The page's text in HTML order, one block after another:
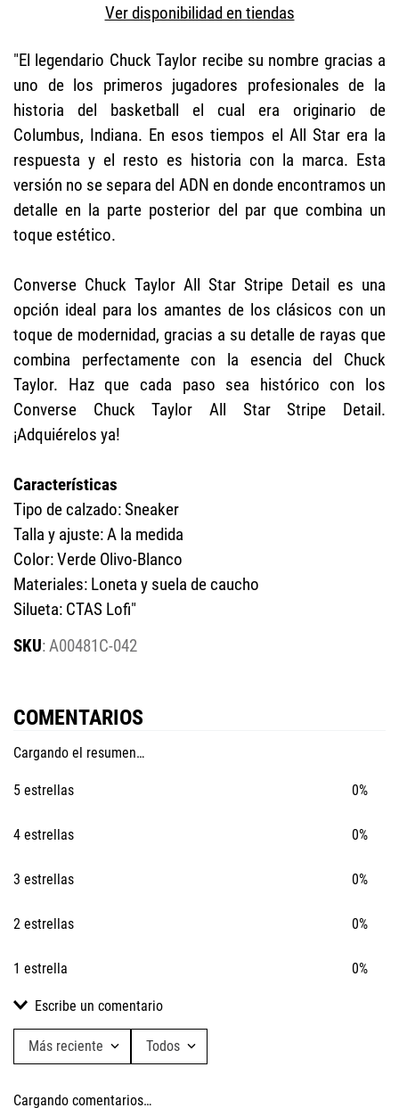
Ver disponibilidad en tiendas
"El legendario Chuck Taylor recibe su nombre gracias a
uno de los primeros jugadores profesionales de la
historia del basketball el cual era originario de
Columbus, Indiana. En esos tiempos el All Star era la
respuesta y el resto es historia con la marca. Esta
versión no se separa del ADN en donde encontramos un
detalle en la parte posterior del par que combina un
toque estético.
Converse Chuck Taylor All Star Stripe Detail es una
opción ideal para los amantes de los clásicos con un
toque de modernidad, gracias a su detalle de rayas que
combina perfectamente con la esencia del Chuck
Taylor. Haz que cada paso sea histórico con los
Converse Chuck Taylor All Star Stripe Detail.
¡Adquiérelos ya!
Características
Tipo de calzado: Sneaker
Talla y ajuste: A la medida
Color: Verde Olivo-Blanco
Materiales: Loneta y suela de caucho
Silueta: CTAS Lofi"
:A00481C-042
COMENTARIOS
Cargando el resumen…
5 estrellas 0%
4 estrellas 0%
3 estrellas 0%
2 estrellas 0%
1 estrella 0%
Escribe un comentario
Más reciente Todos
Cargando comentarios…